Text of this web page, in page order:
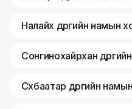
Налайх дүүргийн намын
Сонгинохайрхан
Сүхбаатар дүүргийн